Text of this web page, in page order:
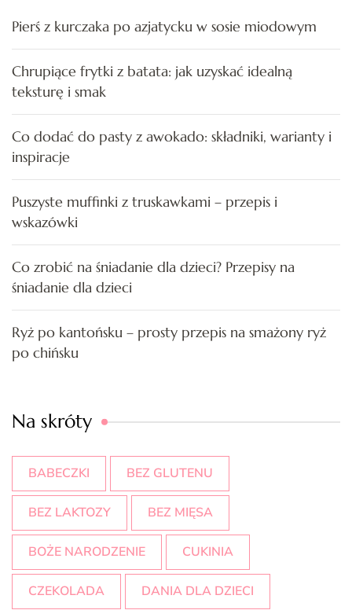
Pierś z kurczaka po azjatycku w sosie miodowym
Chrupiące frytki z batata: jak uzyskać idealną
teksturę i smak
Co dodać do pasty z awokado: składniki, warianty i
inspiracje
Puszyste muffinki z truskawkami – przepis i
wskazówki
Co zrobić na śniadanie dla dzieci? Przepisy na
śniadanie dla dzieci
Ryż po kantońsku – prosty przepis na smażony ryż
po chińsku
Na skróty
BABECZKI BEZ GLUTENU
BEZ LAKTOZY BEZ MIĘSA
BOŻE NARODZENIE CUKINIA
CZEKOLADA DANIA DLA DZIECI